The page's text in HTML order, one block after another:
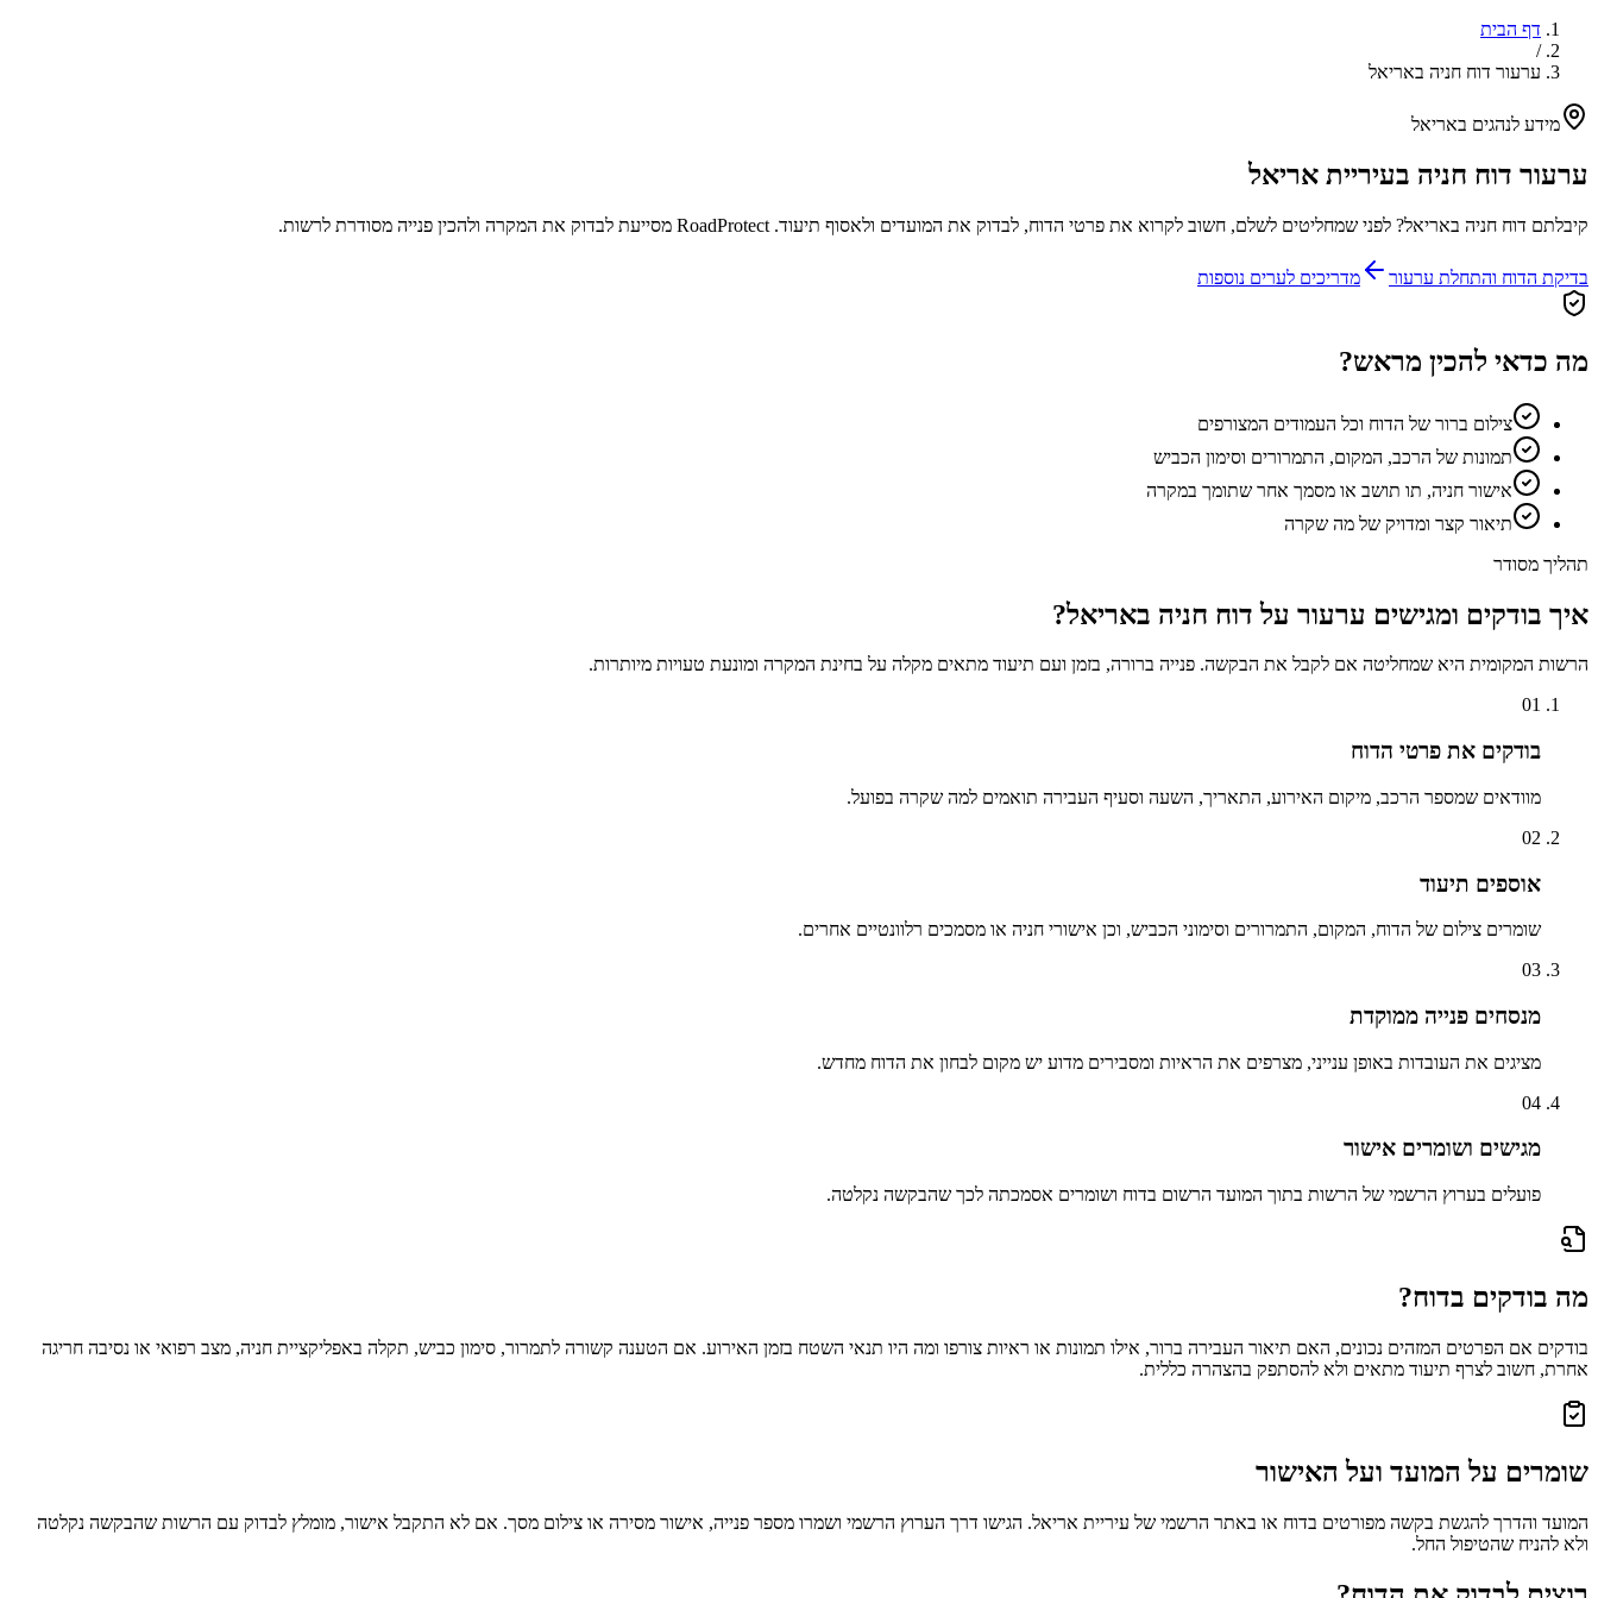
דף הבית
/
ערעור דוח חניה באריאל
מידע לנהגים באריאל
ערעור דוח חניה בעיריית אריאל
קיבלתם דוח חניה באריאל? לפני שמחליטים לשלם, חשוב לקרוא את פרטי הדוח, לבדוק את המועדים ולאסוף תיעוד. RoadProtect מסייעת לבדוק את המקרה ולהכין פנייה מסודרת לרשות.
בדיקת הדוח והתחלת ערעור מדריכים לערים נוספות
מה כדאי להכין מראש?
צילום ברור של הדוח וכל העמודים המצורפים
תמונות של הרכב, המקום, התמרורים וסימון הכביש
אישור חניה, תו תושב או מסמך אחר שתומך במקרה
תיאור קצר ומדויק של מה שקרה
תהליך מסודר
איך בודקים ומגישים ערעור על דוח חניה באריאל?
הרשות המקומית היא שמחליטה אם לקבל את הבקשה. פנייה ברורה, בזמן ועם תיעוד מתאים מקלה על בחינת המקרה ומונעת טעויות מיותרות.
01
בודקים את פרטי הדוח
מוודאים שמספר הרכב, מיקום האירוע, התאריך, השעה וסעיף העבירה תואמים למה שקרה בפועל.
02
אוספים תיעוד
שומרים צילום של הדוח, המקום, התמרורים וסימוני הכביש, וכן אישורי חניה או מסמכים רלוונטיים אחרים.
03
מנסחים פנייה ממוקדת
מציגים את העובדות באופן ענייני, מצרפים את הראיות ומסבירים מדוע יש מקום לבחון את הדוח מחדש.
04
מגישים ושומרים אישור
פועלים בערוץ הרשמי של הרשות בתוך המועד הרשום בדוח ושומרים אסמכתה לכך שהבקשה נקלטה.
מה בודקים בדוח?
בודקים אם הפרטים המזהים נכונים, האם תיאור העבירה ברור, אילו תמונות או ראיות צורפו ומה היו תנאי השטח בזמן האירוע. אם הטענה קשורה לתמרור, סימון כביש, תקלה באפליקציית חניה, מצב רפואי או נסיבה חריגה
אחרת, חשוב לצרף תיעוד מתאים ולא להסתפק בהצהרה כללית.
שומרים על המועד ועל האישור
המועד והדרך להגשת בקשה מפורטים בדוח או באתר הרשמי של עיריית אריאל. הגישו דרך הערוץ הרשמי ושמרו מספר פנייה, אישור מסירה או צילום מסך. אם לא התקבל אישור, מומלץ לבדוק עם הרשות שהבקשה נקלטה
ולא להניח שהטיפול החל.